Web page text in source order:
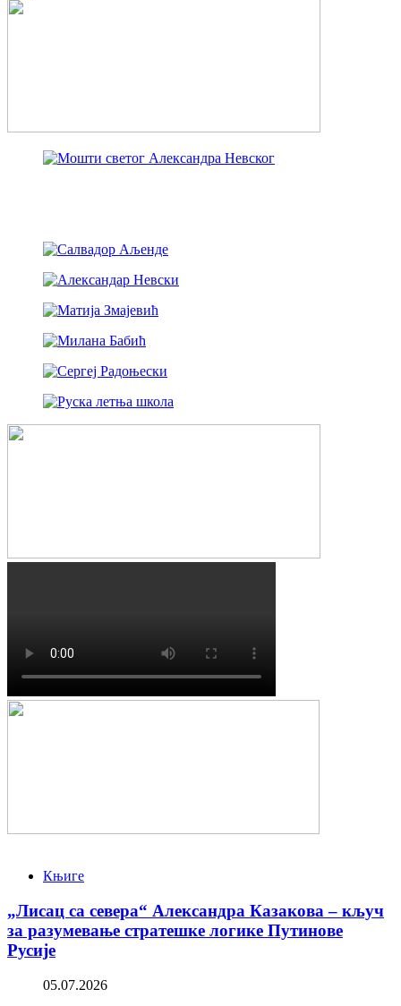
Књиге
„Лисац са севера“ Александра Казакова – кључ
за разумевање стратешке логике Путинове
Русије
05.07.2026